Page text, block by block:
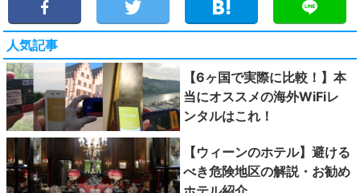
人気記事
【6ヶ国で実際に比較！】本
当にオススメの海外WiFiレ
ンタルはこれ！
【ウィーンのホテル】避ける
べき危険地区の解説・お勧め